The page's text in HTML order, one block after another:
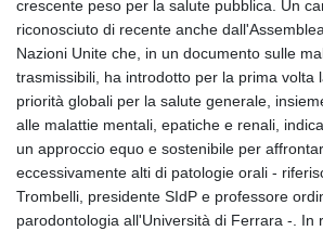
crescente peso per la salute pubblica. Un
riconosciuto di recente anche
Nazioni Unite che, in un documento sulle
trasmissibili, ha introdotto per la prima volta
priorità globali per la salute generale,
alle malattie mentali, epatiche e renali,
un approccio equo e sostenibile per
eccessivamente alti di patologie orali -
Trombelli, presidente SIdP e professore
parodontologia all'Università di Ferrara -. In